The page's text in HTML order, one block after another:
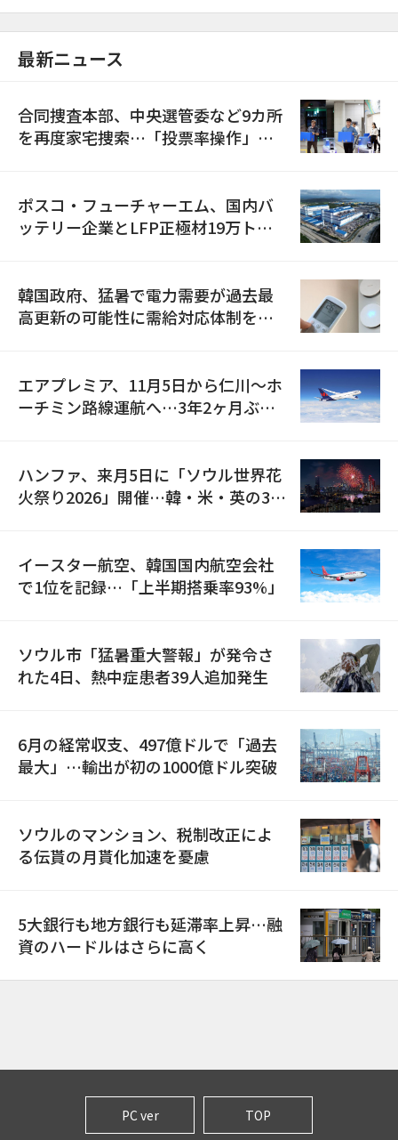
最新ニュース
合同捜査本部、中央選管委など9カ所
を再度家宅捜索…「投票率操作」の
ポスコ・フューチャーエム、国内バ
ッテリー企業とLFP正極材19万トン
韓国政府、猛暑で電力需要が過去最
高更新の可能性に需給対応体制を点
エアプレミア、11月5日から仁川〜ホ
ーチミン路線運航へ…3年2ヶ月ぶり
ハンファ、来月5日に「ソウル世界花
火祭り2026」開催…韓・米・英の3カ
イースター航空、韓国国内航空会社
で1位を記録…「上半期搭乗率93%」
ソウル市「猛暑重大警報」が発令さ
れた4日、熱中症患者39人追加発生
6月の経常収支、497億ドルで「過去
最大」…輸出が初の1000億ドル突破
ソウルのマンション、税制改正によ
る伝貰の月貰化加速を憂慮
5大銀行も地方銀行も延滞率上昇…融
資のハードルはさらに高く
PC ver TOP